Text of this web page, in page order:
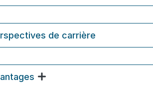
de carrière